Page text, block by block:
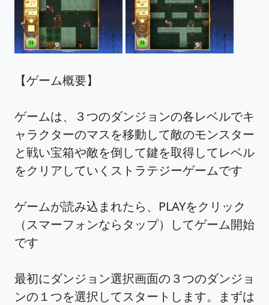
【ゲーム概要】
ゲームは、３つのダンジョンの各レベルでキ
ャラクターのマスを移動して敵のモンスター
と戦い宝箱や敵を倒して鍵を取得してレベル
をクリアしていくストラテジーゲームです
ゲームが読み込まれたら、PLAYをクリック
（スマーフォンならタップ）してゲーム開始
です
最初にダンジョン選択画面の３つのダンジョ
ンの１つを選択してスタートします。まずは